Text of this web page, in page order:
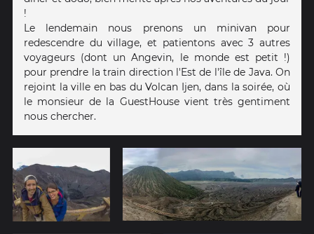
!
Le lendemain nous prenons un minivan pour
redescendre du village, et patientons avec 3 autres
voyageurs (dont un Angevin, le monde est petit !)
pour prendre la train direction l'Est de l'île de Java. On
rejoint la ville en bas du Volcan Ijen, dans la soirée, où
le monsieur de la GuestHouse vient très gentiment
nous chercher.